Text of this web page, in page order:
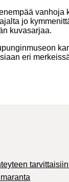
jo
kuvasarjaa.
eri